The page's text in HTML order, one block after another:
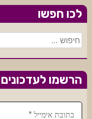
לכו חפשו
חיפוש:
הרשמו לעדכונים